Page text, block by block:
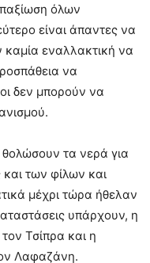
όλων
είναι άπαντες να
εναλλακτική να
να
δεν μπορούν να
τα νερά για
των φίλων και
μέχρι τώρα ήθελαν
υπάρχουν, η
Τσίπρα και η
Λαφαζάνη.